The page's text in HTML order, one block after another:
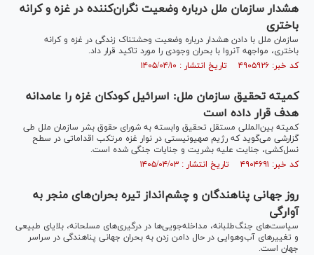
هشدار سازمان ملل درباره وضعیت نگران‌کننده در غزه و کرانه
باختری
سازمان ملل با دادن هشدار درباره وضعیت وحشتناک زندگی در غزه و کرانه
باختری، مواجهه آنروا با بحران وجودی را مورد تاکید قرار داد.
کد خبر: ۴۹۰۵۹۲۶ تاریخ انتشار : ۱۴۰۵/۰۴/۱۰
کمیته تحقیق سازمان ملل: اسرائیل کودکان غزه را عامدانه
هدف قرار داده است
کمیته بین‌المللی مستقل تحقیق وابسته به شورای حقوق بشر سازمان ملل طی
گزارشی می‌گوید که رژیم صهیونیستی در نوار غزه مرتکب اقداماتی در سطح
نسل‌کشی، جنایت علیه بشریت و جنایات جنگی شده است.
کد خبر: ۴۹۰۴۶۹۱ تاریخ انتشار : ۱۴۰۵/۰۴/۰۳
روز جهانی پناهندگان و چشم‌انداز تیره بحران‌های منجر به
آوارگی
سیاست‌های جنگ‌طلبانه، مداخله‌جویی‌ها در درگیری‌های مسلحانه، بلایای طبیعی
و تغییر‌های آب‌وهوایی در حال دامن زدن به بحران جهانی پناهندگی در سراسر
جهان است.